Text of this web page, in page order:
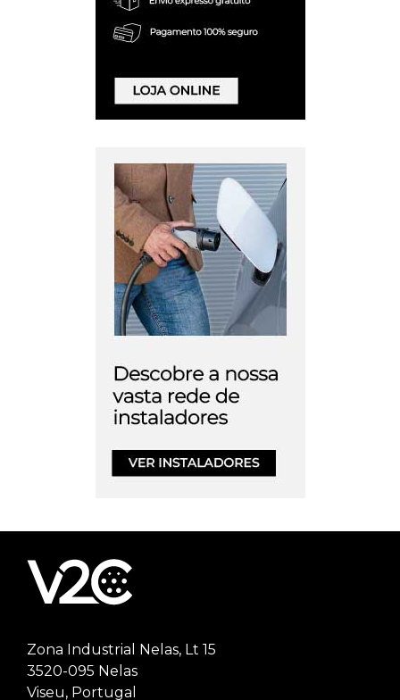
Zona Industrial Nelas, Lt 15
3520-095 Nelas
Viseu, Portugal